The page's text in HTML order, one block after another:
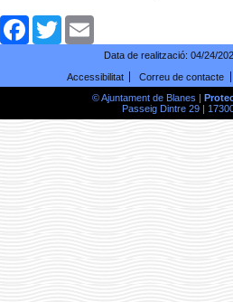
ComparteixFacebookTwitter
Data de realització: 04/24/
Accessibilitat
Correu de contacte
© Ajuntament de Blanes |
Passeig Dintre 29 |